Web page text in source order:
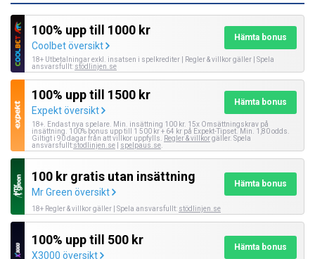
100% upp till 1000 kr
Coolbet översikt
Hämta bonus
18+ Utbetalningar exkl. insatsen i spelkrediter | Regler & villkor gäller | Spela
ansvarsfullt: stödlinjen.se
100% upp till 1500 kr
Expekt översikt
Hämta bonus
18+. Endast nya spelare. Min. insättning 100 kr. 15x Omsättningskrav på
insättning. 100% bonus upp till 1 500 kr + 64 kr på Expekt-Tipset. Min. 1,80 odds.
Giltigt i 90 dagar från att villkor uppfylls.
Regler & villkorgäller. Spela
ansvarsfullt:stodlinjen.se spelpaus.se
100 kr gratis utan insättning
Mr Green översikt
Hämta bonus
18+ Regler & villkor gäller | Spela ansvarsfullt: stödlinjen.se
100% upp till 500 kr
X3000 översikt
Hämta bonus